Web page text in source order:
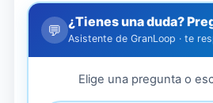
💬
¿Tienes una duda?
Asistente de GranLoop · te
Elige una pregunta o